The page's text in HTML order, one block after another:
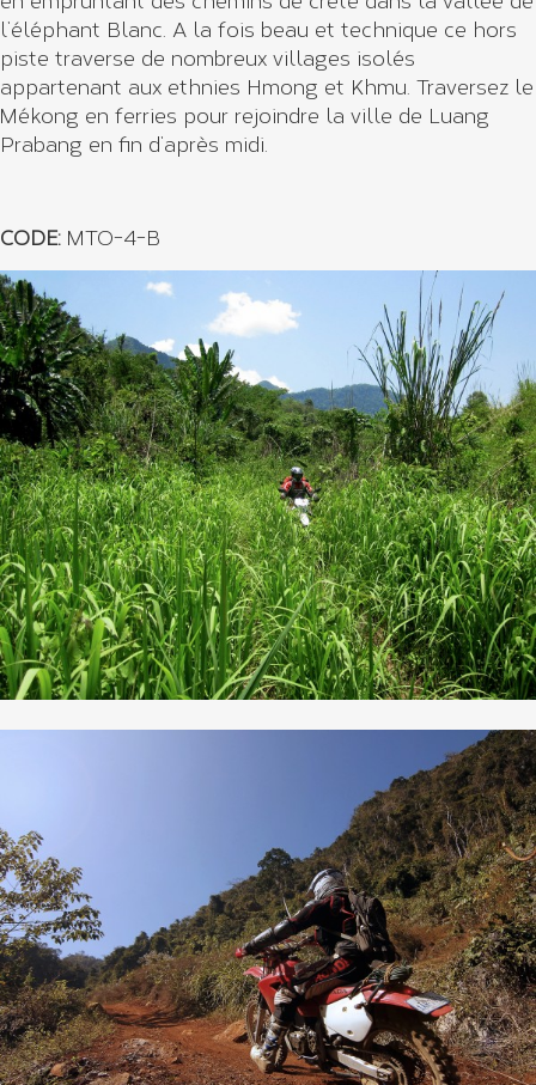
l’éléphant Blanc. A la fois beau et technique ce hors
piste traverse de nombreux villages isolés
appartenant aux ethnies Hmong et Khmu. Traversez le
Mékong en ferries pour rejoindre la ville de Luang
Prabang en fin d’après midi.
CODE: MTO-4-B